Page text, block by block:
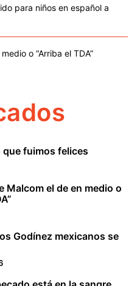
para niños en español a
o “Arriba el TDA”
que fuimos felices
Malcom el de en medio o
Godínez mexicanos se